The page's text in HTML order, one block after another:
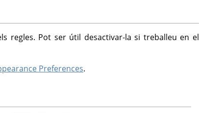
regles. Pot ser útil desactivar-la si treballeu en el
Preferences.